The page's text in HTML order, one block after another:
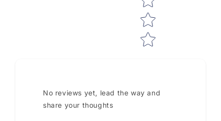
No reviews yet, lead the way and
share your thoughts